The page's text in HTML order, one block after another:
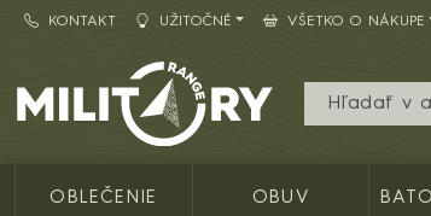
KONTAKT UŽITOČNÉ VŠETKO O NÁKUPE
Army shop MILITARY RANGE
OBLEČENIE OBUV